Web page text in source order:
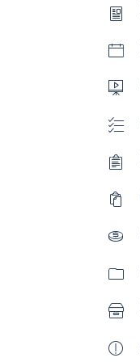
document2
calendar-empty
presentation
list3
clipboard-text
paste
coin-dollar
folder
box
notification-circle